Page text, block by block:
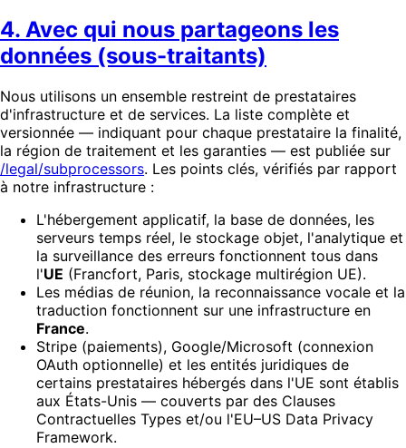
4. Avec qui nous partageons les
données (sous-traitants)
Nous utilisons un ensemble restreint de prestataires
d'infrastructure et de services. La liste complète et
versionnée — indiquant pour chaque prestataire la finalité,
la région de traitement et les garanties — est publiée sur
/legal/subprocessors. Les points clés, vérifiés par rapport
à notre infrastructure :
L'hébergement applicatif, la base de données, les
serveurs temps réel, le stockage objet, l'analytique et
la surveillance des erreurs fonctionnent tous dans
l'UE (Francfort, Paris, stockage multirégion UE).
Les médias de réunion, la reconnaissance vocale et la
traduction fonctionnent sur une infrastructure en
France.
Stripe (paiements), Google/Microsoft (connexion
OAuth optionnelle) et les entités juridiques de
certains prestataires hébergés dans l'UE sont établis
aux États-Unis — couverts par des Clauses
Contractuelles Types et/ou l'EU–US Data Privacy
Framework.